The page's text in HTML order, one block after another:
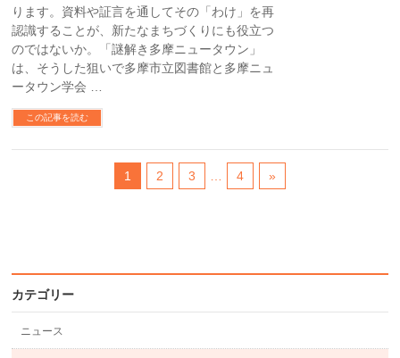
ります。資料や証言を通してその「わけ」を再
認識することが、新たなまちづくりにも役立つ
のではないか。「謎解き多摩ニュータウン」
は、そうした狙いで多摩市立図書館と多摩ニュ
ータウン学会 …
この記事を読む
1 2 3 4 »
カテゴリー
ニュース